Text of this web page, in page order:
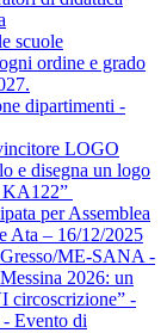
scuole
ordine e grado
dipartimenti -
LOGO
e disegna un logo
per Assemblea
Ata – 16/12/2025
ME-SANA -
2026: un
circoscrizione” -
- Evento di